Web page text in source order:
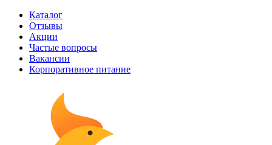
Каталог
Отзывы
Акции
Частые вопросы
Вакансии
Корпоративное питание